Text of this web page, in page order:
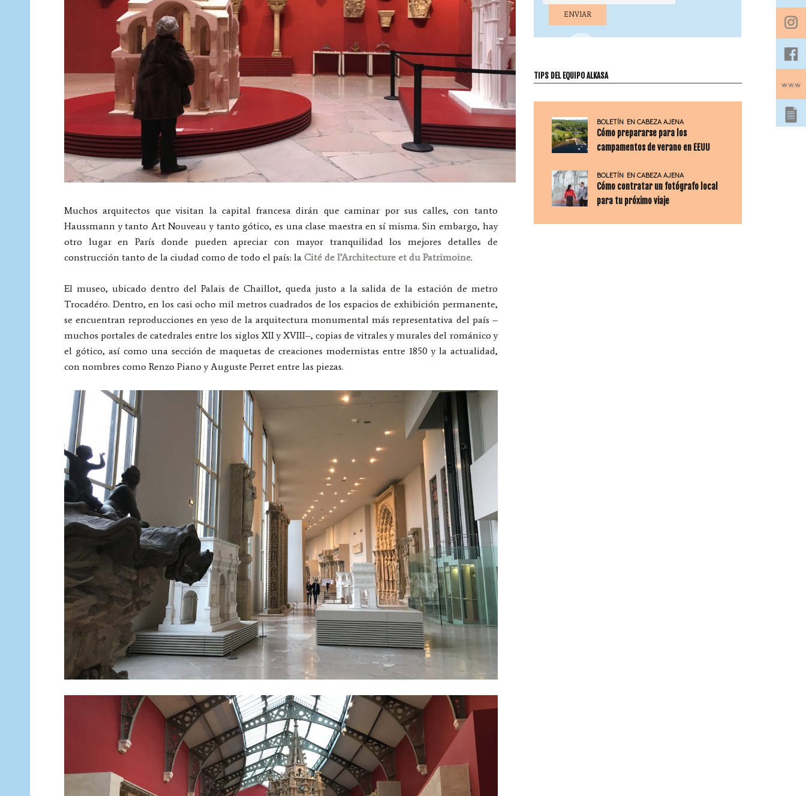
Muchos arquitectos que visitan la capital francesa dirán que caminar por sus calles, con tanto
Haussmann y tanto Art Nouveau y tanto gótico, es una clase maestra en sí misma. Sin embargo, hay
otro lugar en París donde pueden apreciar con mayor tranquilidad los mejores detalles de
construcción tanto de la ciudad como de todo el país: la Cité de l’Architecture et du Patrimoine.
El museo, ubicado dentro del Palais de Chaillot, queda justo a la salida de la estación de metro
Trocadéro. Dentro, en los casi ocho mil metros cuadrados de los espacios de exhibición permanente,
se encuentran reproducciones en yeso de la arquitectura monumental más representativa del país –
muchos portales de catedrales entre los siglos XII y XVIII–, copias de vitrales y murales del románico y
el gótico, así como una sección de maquetas de creaciones modernistas entre 1850 y la actualidad,
con nombres como Renzo Piano y Auguste Perret entre las piezas.
TIPS DEL EQUIPO ALKASA
BOLETÍN EN CABEZA AJENA
Cómo prepararse para los
campamentos de verano en EEUU
BOLETÍN EN CABEZA AJENA
Cómo contratar un fotógrafo local
para tu próximo viaje